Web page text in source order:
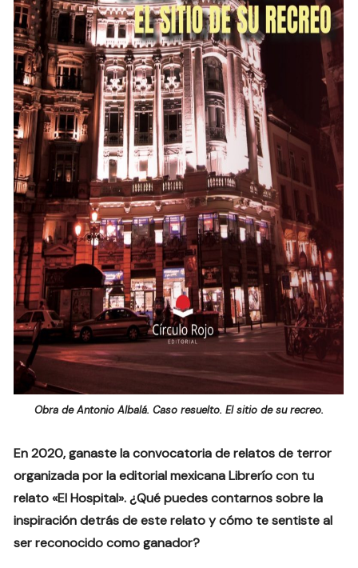
Obra de Antonio Albalá. Caso resuelto. El sitio de su recreo.
En 2020, ganaste la convocatoria de relatos de terror
organizada por la editorial mexicana Librerío con tu
relato «El Hospital». ¿Qué puedes contarnos sobre la
inspiración detrás de este relato y cómo te sentiste al
ser reconocido como ganador?